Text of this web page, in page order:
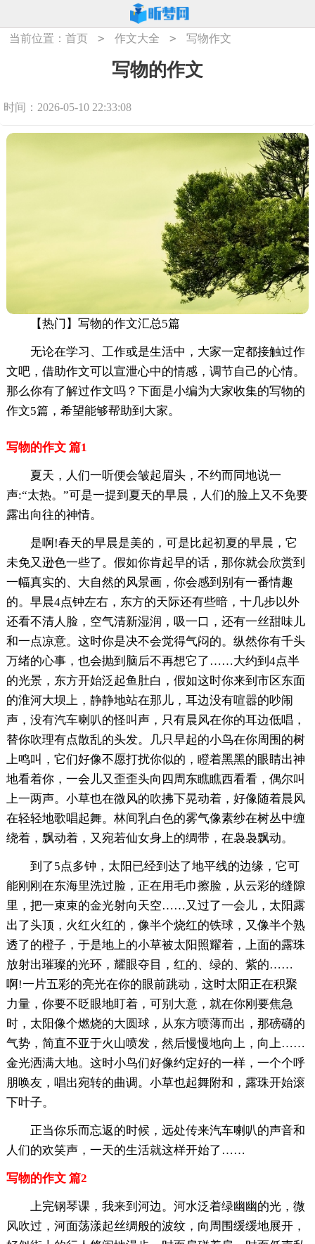
当前位置：首页 > 作文大全 > 写物作文
写物的作文
时间：2026-05-10 22:33:08
【热门】写物的作文汇总5篇
无论在学习、工作或是生活中，大家一定都接触过作
文吧，借助作文可以宣泄心中的情感，调节自己的心情。
那么你有了解过作文吗？下面是小编为大家收集的写物的
作文5篇，希望能够帮助到大家。
写物的作文 篇1
夏天，人们一听便会皱起眉头，不约而同地说一
声:“太热。”可是一提到夏天的早晨，人们的脸上又不免要
露出向往的神情。
是啊!春天的早晨是美的，可是比起初夏的早晨，它
未免又逊色一些了。假如你肯起早的话，那你就会欣赏到
一幅真实的、大自然的风景画，你会感到别有一番情趣
的。早晨4点钟左右，东方的天际还有些暗，十几步以外
还看不清人脸，空气清新湿润，吸一口，还有一丝甜味儿
和一点凉意。这时你是决不会觉得气闷的。纵然你有千头
万绪的心事，也会抛到脑后不再想它了……大约到4点半
的光景，东方开始泛起鱼肚白，假如这时你来到市区东面
的淮河大坝上，静静地站在那儿，耳边没有喧嚣的吵闹
声，没有汽车喇叭的怪叫声，只有晨风在你的耳边低唱，
替你吹理有点散乱的头发。几只早起的小鸟在你周围的树
上鸣叫，它们好像不愿打扰你似的，瞪着黑黑的眼睛出神
地看着你，一会儿又歪歪头向四周东瞧瞧西看看，偶尔叫
上一两声。小草也在微风的吹拂下晃动着，好像随着晨风
在轻轻地歌唱起舞。林间乳白色的雾气像素纱在树丛中缠
绕着，飘动着，又宛若仙女身上的绸带，在袅袅飘动。
到了5点多钟，太阳已经到达了地平线的边缘，它可
能刚刚在东海里洗过脸，正在用毛巾擦脸，从云彩的缝隙
里，把一束束的金光射向天空……又过了一会儿，太阳露
出了头顶，火红火红的，像半个烧红的铁球，又像半个熟
透了的橙子，于是地上的小草被太阳照耀着，上面的露珠
放射出璀璨的光环，耀眼夺目，红的、绿的、紫的……
啊!一片五彩的亮光在你的眼前跳动，这时太阳正在积聚
力量，你要不眨眼地盯着，可别大意，就在你刚要焦急
时，太阳像个燃烧的大圆球，从东方喷薄而出，那磅礴的
气势，简直不亚于火山喷发，然后慢慢地向上，向上……
金光洒满大地。这时小鸟们好像约定好的一样，一个个呼
朋唤友，唱出宛转的曲调。小草也起舞附和，露珠开始滚
下叶子。
正当你乐而忘返的时候，远处传来汽车喇叭的声音和
人们的欢笑声，一天的生活就这样开始了……
写物的作文 篇2
上完钢琴课，我来到河边。河水泛着绿幽幽的光，微
风吹过，河面荡漾起丝绸般的波纹，向周围缓缓地展开，